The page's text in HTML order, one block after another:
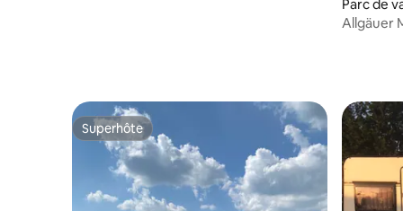
Parc de
Allgäuer
Superhôte
Superhôte